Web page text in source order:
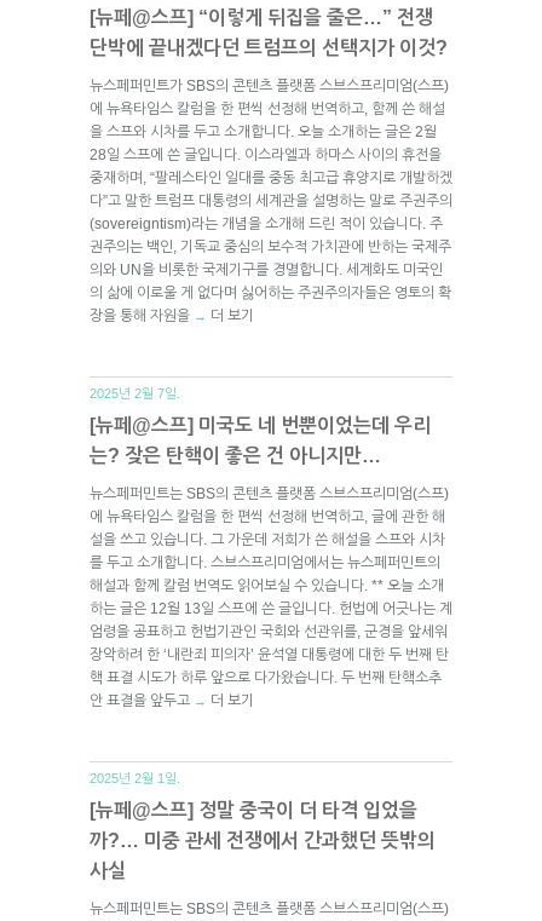
[뉴페@스프] “이렇게 뒤집을 줄은…” 전쟁
단박에 끝내겠다던 트럼프의 선택지가 이것?
뉴스페퍼민트가 SBS의 콘텐츠 플랫폼 스브스프리미엄(스프)
에 뉴욕타임스 칼럼을 한 편씩 선정해 번역하고, 함께 쓴 해설
을 스프와 시차를 두고 소개합니다. 오늘 소개하는 글은 2월
28일 스프에 쓴 글입니다. 이스라엘과 하마스 사이의 휴전을
중재하며, “팔레스타인 일대를 중동 최고급 휴양지로 개발하겠
다”고 말한 트럼프 대통령의 세계관을 설명하는 말로 주권주의
(sovereigntism)라는 개념을 소개해 드린 적이 있습니다. 주
권주의는 백인, 기독교 중심의 보수적 가치관에 반하는 국제주
의와 UN을 비롯한 국제기구를 경멸합니다. 세계화도 미국인
의 삶에 이로울 게 없다며 싫어하는 주권주의자들은 영토의 확
장을 통해 자원을 → 더 보기
2025년 2월 7일.
[뉴페@스프] 미국도 네 번뿐이었는데 우리
는? 잦은 탄핵이 좋은 건 아니지만…
뉴스페퍼민트는 SBS의 콘텐츠 플랫폼 스브스프리미엄(스프)
에 뉴욕타임스 칼럼을 한 편씩 선정해 번역하고, 글에 관한 해
설을 쓰고 있습니다. 그 가운데 저희가 쓴 해설을 스프와 시차
를 두고 소개합니다. 스브스프리미엄에서는 뉴스페퍼민트의
해설과 함께 칼럼 번역도 읽어보실 수 있습니다. ** 오늘 소개
하는 글은 12월 13일 스프에 쓴 글입니다. 헌법에 어긋나는 계
엄령을 공표하고 헌법기관인 국회와 선관위를, 군경을 앞세워
장악하려 한 ‘내란죄 피의자’ 윤석열 대통령에 대한 두 번째 탄
핵 표결 시도가 하루 앞으로 다가왔습니다. 두 번째 탄핵소추
안 표결을 앞두고 → 더 보기
2025년 2월 1일.
[뉴페@스프] 정말 중국이 더 타격 입었을
까?… 미중 관세 전쟁에서 간과했던 뜻밖의
사실
뉴스페퍼민트는 SBS의 콘텐츠 플랫폼 스브스프리미엄(스프)